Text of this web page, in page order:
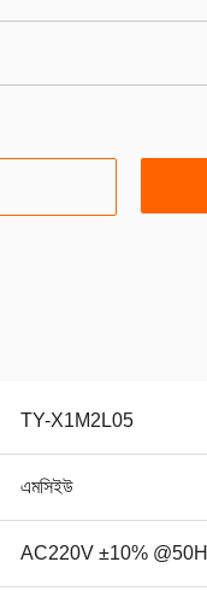
TY-X1M2L05
এমসিইউ
AC220V ±10%